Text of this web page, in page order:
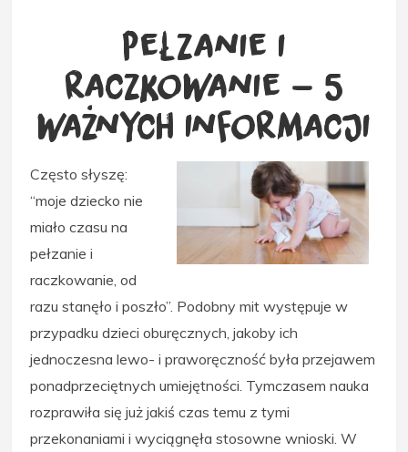
Pełzanie i
raczkowanie – 5
ważnych informacji
Często słyszę:
“moje dziecko nie
miało czasu na
pełzanie i
raczkowanie, od
razu stanęło i poszło”. Podobny mit występuje w
przypadku dzieci oburęcznych, jakoby ich
jednoczesna lewo- i praworęczność była przejawem
ponadprzeciętnych umiejętności. Tymczasem nauka
rozprawiła się już jakiś czas temu z tymi
przekonaniami i wyciągnęła stosowne wnioski. W